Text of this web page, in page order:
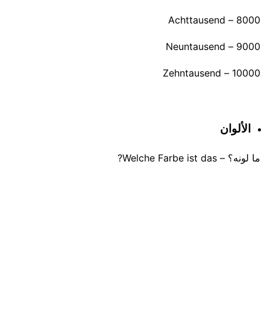
8000 – Achttausend
9000 – Neuntausend
10000 – Zehntausend
الألوان
ما لونه؟ – Welche Farbe ist das?